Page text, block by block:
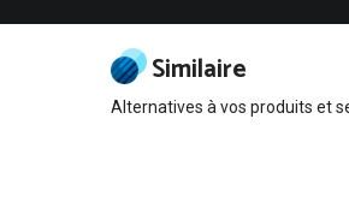
Similaire
Alternatives à vos produits et